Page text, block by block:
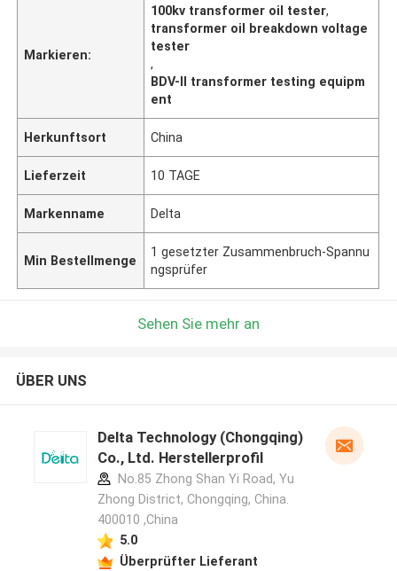
Markieren:
100kv transformer oil tester,
transformer oil breakdown voltage
tester
,
BDV-II transformer testing equipm
ent
Herkunftsort China
Lieferzeit 10 TAGE
Markenname Delta
Min Bestellmenge
1 gesetzter Zusammenbruch-Spannu
ngsprüfer
Sehen Sie mehr an
ÜBER UNS
Delta Technology (Chongqing)
Co., Ltd. Herstellerprofil
No.85 Zhong Shan Yi Road, Yu
Zhong District, Chongqing, China.
400010 ,China
5.0
Überprüfter Lieferant